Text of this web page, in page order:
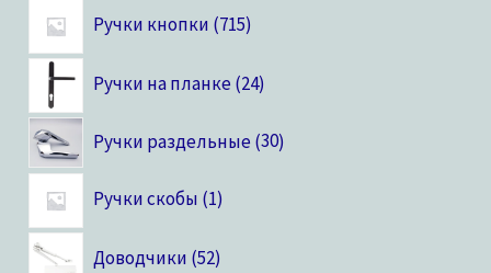
Ручки кнопки 715
Ручки на планке 24
Ручки раздельные 30
Ручки скобы 1
Доводчики 52